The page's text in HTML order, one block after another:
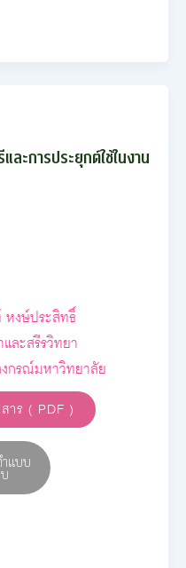
ละการประยุกต์ใช้ในงาน
งษ์ประสิทธิ์
ละสรีรวิทยา
กรณ์มหาวิทยาลัย
าร ( PDF )
แบบ